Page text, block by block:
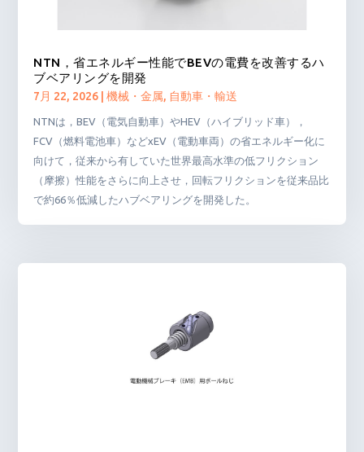
NTN，省エネルギー性能でBEVの電費を改善するハ
ブベアリングを開発
7月 22, 2026 |機械・金属, 自動車・輸送
NTNは，BEV（電気自動車）やHEV（ハイブリッド車），
FCV（燃料電池車）などxEV（電動車両）の省エネルギー化に
向けて，従来から有していた世界最高水準の低フリクション
（摩擦）性能をさらに向上させ，回転フリクションを従来品比
で約66％低減したハブベアリングを開発した。